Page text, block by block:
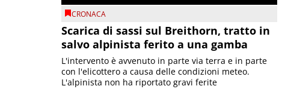
CRONACA
Scarica di sassi sul Breithorn, tratto in
salvo alpinista ferito a una gamba
L'intervento è avvenuto in parte via terra e in parte
con l'elicottero a causa delle condizioni meteo.
L'alpinista non ha riportato gravi ferite